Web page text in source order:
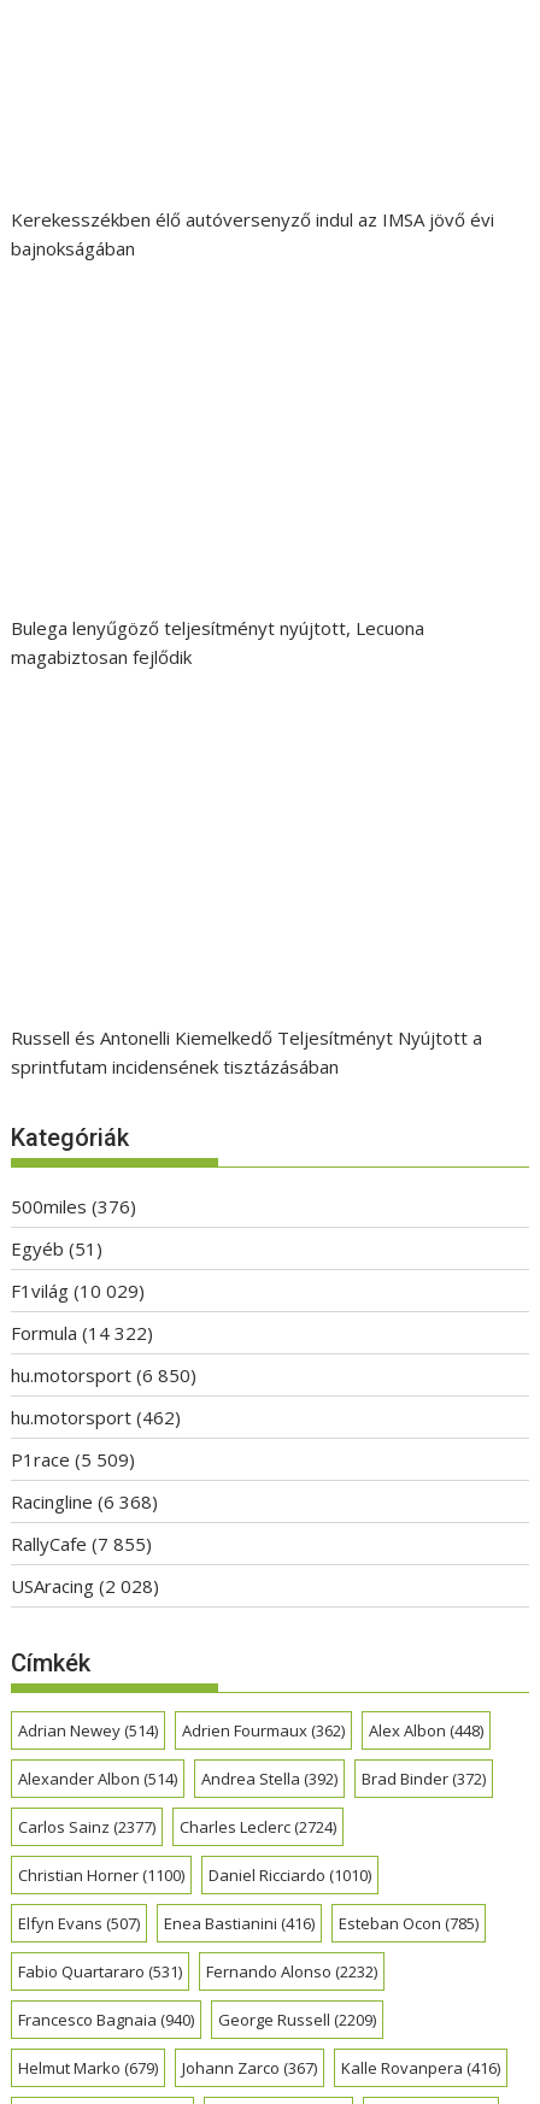
Kerekesszékben élő autóversenyző indul az IMSA jövő évi
bajnokságában
Bulega lenyűgöző teljesítményt nyújtott, Lecuona
magabiztosan fejlődik
Russell és Antonelli Kiemelkedő Teljesítményt Nyújtott a
sprintfutam incidensének tisztázásában
Kategóriák
500miles (376)
Egyéb (51)
F1világ (10 029)
Formula (14 322)
hu.motorsport (6 850)
hu.motorsport (462)
P1race (5 509)
Racingline (6 368)
RallyCafe (7 855)
USAracing (2 028)
Címkék
Adrian Newey(514) Adrien Fourmaux(362) Alex Albon (448)
Alexander Albon (514) Andrea Stella (392) Brad Binder(372)
Carlos Sainz (2377) Charles Leclerc(2724)
Christian Horner(1100) Daniel Ricciardo (1010)
Elfyn Evans (507) Enea Bastianini (416) Esteban Ocon (785)
Fabio Quartararo (531) Fernando Alonso (2232)
Francesco Bagnaia (940) George Russell (2209)
Helmut Marko (679) Johann Zarco (367) Kalle Rovanpera (416)